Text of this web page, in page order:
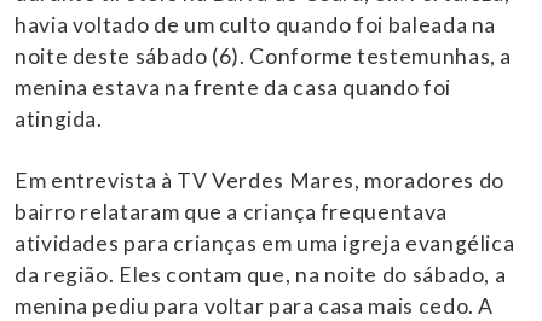
havia voltado de um culto quando foi baleada na
noite deste sábado (6). Conforme testemunhas, a
menina estava na frente da casa quando foi
atingida.
Em entrevista à TV Verdes Mares, moradores do
bairro relataram que a criança frequentava
atividades para crianças em uma igreja evangélica
da região. Eles contam que, na noite do sábado, a
menina pediu para voltar para casa mais cedo. A